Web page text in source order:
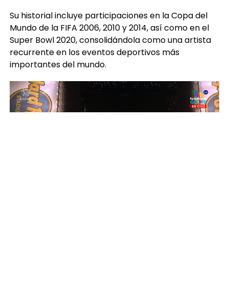
Su historial incluye participaciones en la Copa del
Mundo de la FIFA 2006, 2010 y 2014, así como en el
Super Bowl 2020, consolidándola como una artista
recurrente en los eventos deportivos más
importantes del mundo.